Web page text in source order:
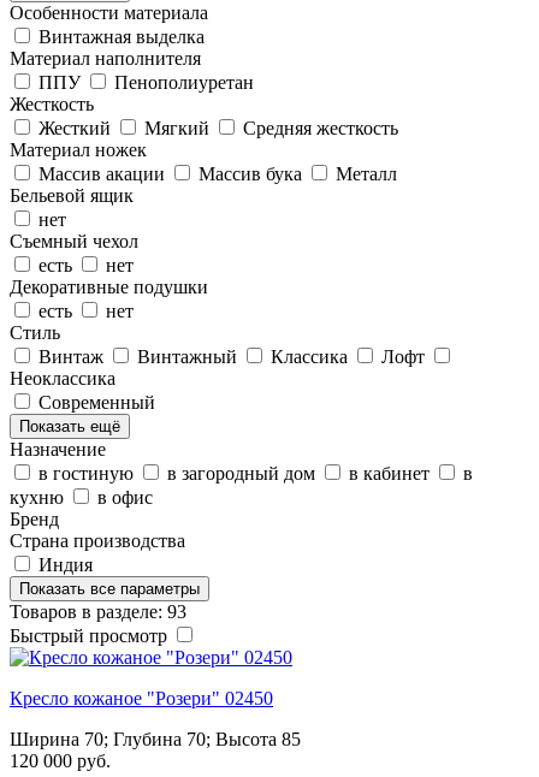
Особенности материала
Винтажная выделка
Материал наполнителя
ППУ
Пенополиуретан
Жесткость
Жесткий
Мягкий
Средняя жесткость
Материал ножек
Массив акации
Массив бука
Металл
Бельевой ящик
нет
Съемный чехол
есть
нет
Декоративные подушки
есть
нет
Стиль
Винтаж
Винтажный Классика
Лофт
Неоклассика
Современный
Показать ещё
Назначение
в гостиную
в загородный дом в кабинет
в
кухню
в офис
Бренд
Страна производства
Индия
Показать все параметры
Товаров в разделе: 93
Быстрый просмотр
Кресло кожаное "Розери" 02450
Ширина 70; Глубина 70; Высота 85
120 000 руб.